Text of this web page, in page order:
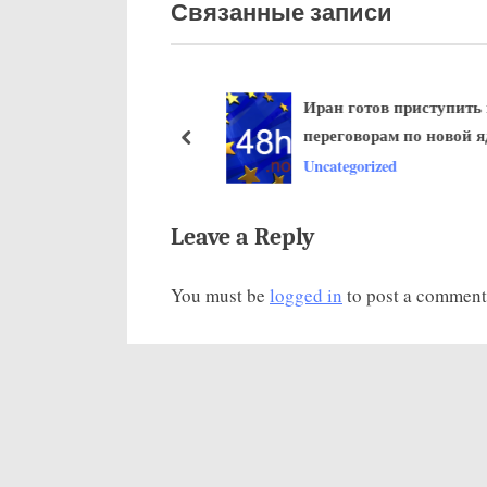
д
ы
щ
з
п
Связанные записи
Иран готов приступить к
переговорам по новой
сделке со сверхдержавами
Uncategorized
пред
Leave a Reply
You must be logged in to post a